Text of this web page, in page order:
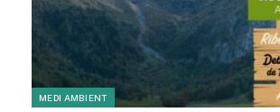
MEDI AMBIENT